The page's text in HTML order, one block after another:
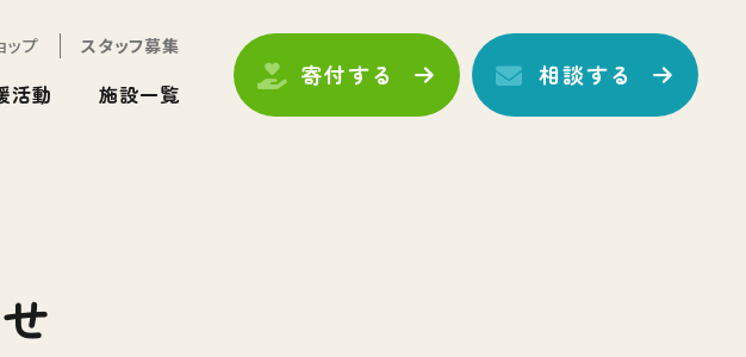
ップ スタッフ募集
活動 施設一覧
寄付する 相談する